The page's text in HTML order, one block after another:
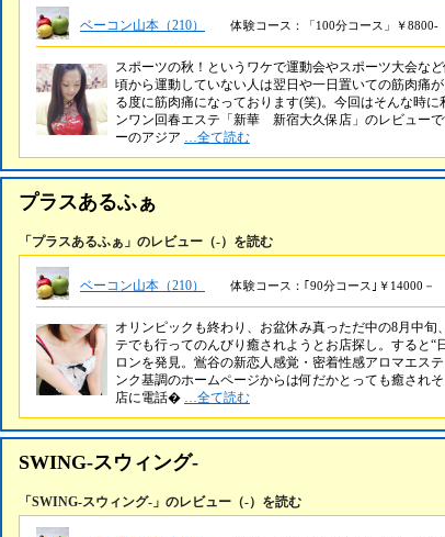
ベーコン山本（210） 体験コース：「100分コース」￥8800-
スポーツの秋！というワケで運動会やスポーツ大会な
頃から運動していない人は翌日や一日置いての筋肉痛
る度に筋肉痛になっております(笑)。今回はそんな時
ンワン回春エステ「新華 新宿大久保店」のレビュー
ーのアジア …全て読む
プラスあるふぁ
「プラスあるふぁ」のレビュー（-）を読む
ベーコン山本（210） 体験コース：｢90分コース｣￥14000－
オリンピックも終わり、お盆休み真っただ中の8月中旬
テでも行ってのんびり癒されようとお店探し。すると“
ロンを発見。鴬谷の新恋人感覚・密着性感アロマエス
ンク基調のホームページからは何だかとっても癒され
店に電話� …全て読む
SWING-スウィング-
「SWING-スウィング-」のレビュー（-）を読む